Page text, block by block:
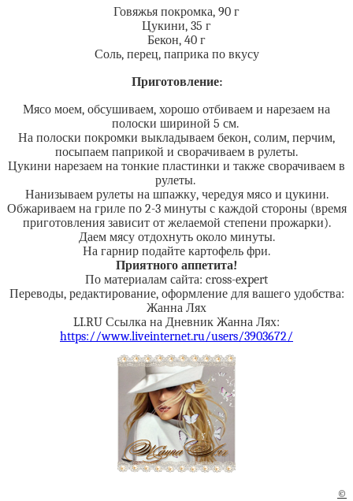
Говяжья покромка, 90 г
Цукини, 35 г
Бекон, 40 г
Соль, перец, паприка по вкусу
Приготовление:
Мясо моем, обсушиваем, хорошо отбиваем и нарезаем на
полоски шириной 5 см.
На полоски покромки выкладываем бекон, солим, перчим,
посыпаем паприкой и сворачиваем в рулеты.
Цукини нарезаем на тонкие пластинки и также сворачиваем в
рулеты.
Нанизываем рулеты на шпажку, чередуя мясо и цукини.
Обжариваем на гриле по 2-3 минуты с каждой стороны (время
приготовления зависит от желаемой степени прожарки).
Даем мясу отдохнуть около минуты.
На гарнир подайте картофель фри.
Приятного аппетита!
По материалам сайта: cross-expert
Переводы, редактирование, оформление для вашего удобства:
Жанна Лях
LI.RU Ссылка на Дневник Жанна Лях:
https://www.liveinternet.ru/users/3903672/
©